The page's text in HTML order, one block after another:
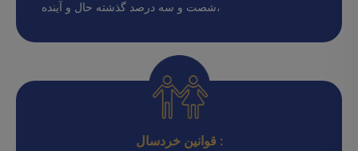
شصت و سه درصد گذشته حال و آینده،
قوانین خردسال :